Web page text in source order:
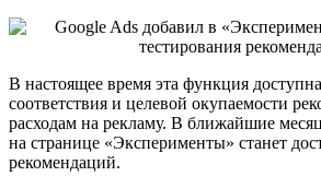
В настоящее время эта функция
соответствия и целевой окупаемости
расходам на рекламу. В ближайшие
на странице «Эксперименты» станет
рекомендаций.